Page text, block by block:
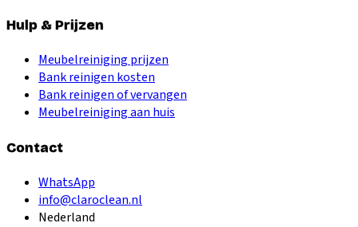
Hulp & Prijzen
Meubelreiniging prijzen
Bank reinigen kosten
Bank reinigen of vervangen
Meubelreiniging aan huis
Contact
WhatsApp
info@claroclean.nl
Nederland